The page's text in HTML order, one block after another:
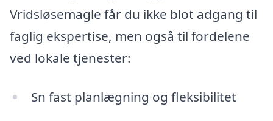
Vridsløsemagle får du ikke blot adgang til
faglig ekspertise, men også til fordelene
ved lokale tjenester:
Sn fast planlægning og fleksibilitet